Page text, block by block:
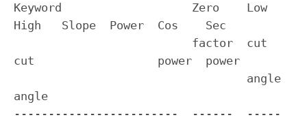
Keyword                   Zero    Low
High   Slope  Power  Cos    Sec
cut                  power  power
angle
------------------------  ------  -----